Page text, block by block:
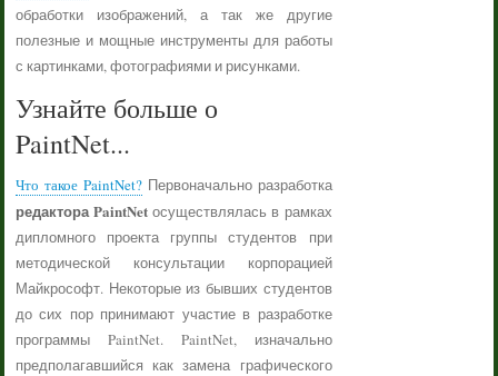
обработки изображений, а так же другие
полезные и мощные инструменты для работы
с картинками, фотографиями и рисунками.
Узнайте больше о
PaintNet...
Что такое PaintNet?Первоначально разработка
редактора PaintNet осуществлялась в рамках
дипломного проекта группы студентов при
методической консультации корпорацией
Майкрософт. Некоторые из бывших студентов
до сих пор принимают участие в разработке
программы PaintNet. PaintNet, изначально
предполагавшийся как замена графического